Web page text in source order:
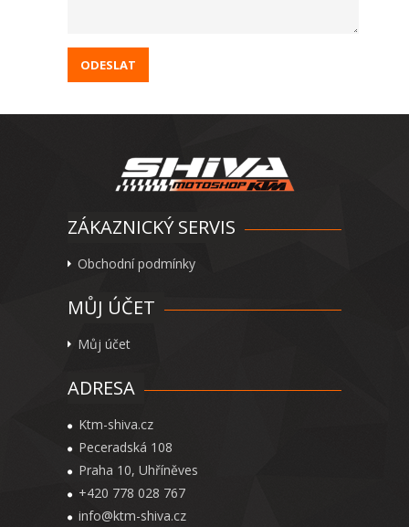
ZÁKAZNICKÝ SERVIS
Obchodní podmínky
MŮJ ÚČET
Můj účet
ADRESA
Ktm-shiva.cz
Peceradská 108
Praha 10, Uhříněves
+420 778 028 767
info@ktm-shiva.cz